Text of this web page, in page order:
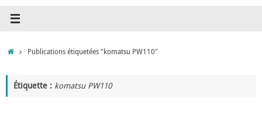
AccueilPublications étiquetées "komatsu PW110"
Étiquette : komatsu PW110